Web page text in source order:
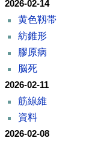
2026-02-14
黄色靱帯
紡錐形
膠原病
脳死
2026-02-11
筋線維
資料
2026-02-08